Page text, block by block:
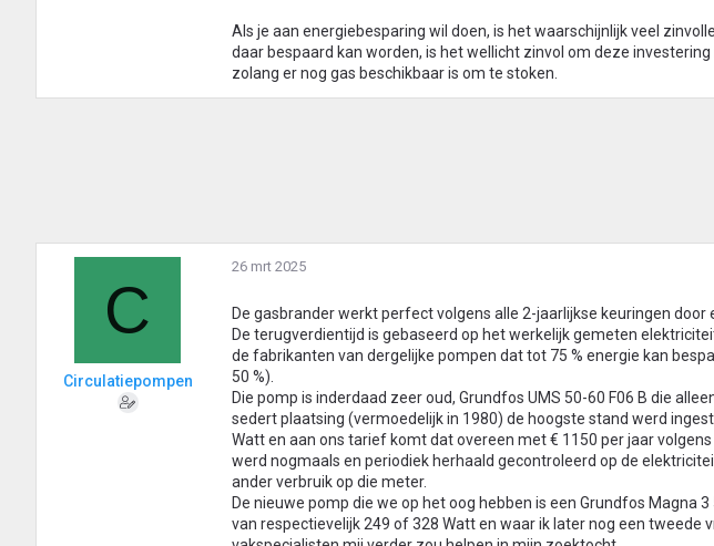
Als je aan energiebesparing wil doen, is het waarschijnlijk veel
daar bespaard kan worden, is het wellicht zinvol om deze
zolang er nog gas beschikbaar is om te stoken.
C
Circulatiepompen
26 mrt 2025
De gasbrander werkt perfect volgens alle 2-jaarlijkse keuringen door
De terugverdientijd is gebaseerd op het werkelijk gemeten
de fabrikanten van dergelijke pompen dat tot 75 % energie kan
50 %).
Die pomp is inderdaad zeer oud, Grundfos UMS 50-60 F06 B die
sedert plaatsing (vermoedelijk in 1980) de hoogste stand werd
Watt en aan ons tarief komt dat overeen met € 1150 per jaar
werd nogmaals en periodiek herhaald gecontroleerd op de
ander verbruik op die meter.
De nieuwe pomp die we op het oog hebben is een Grundfos Magna
van respectievelijk 249 of 328 Watt en waar ik later nog een tweede